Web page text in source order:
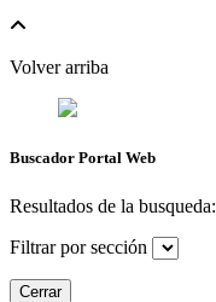
Volver arriba
Buscador Portal Web
Resultados de la busqueda:
Filtrar por sección
Cerrar